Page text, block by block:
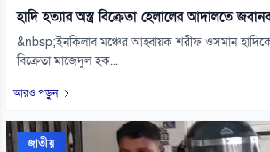
হাদি হত্যার অস্ত্র বিক্রেতা হেলালের আদালতে
&nbsp;ইনকিলাব মঞ্চের আহ্বায়ক শরীফ ওসমান হাদিকে
বিক্রেতা মাজেদুল হক...
আরও পড়ুন
জাতীয়